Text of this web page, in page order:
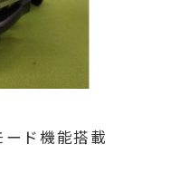
ド機能搭載